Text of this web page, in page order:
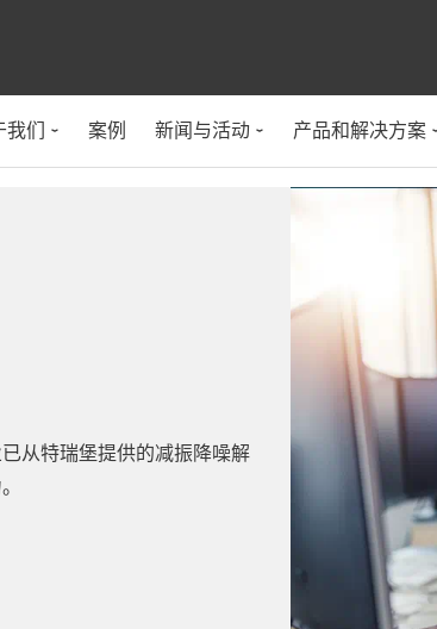
我们 案例 新闻与活动 产品和解决方案
从特瑞堡提供的减振降噪解